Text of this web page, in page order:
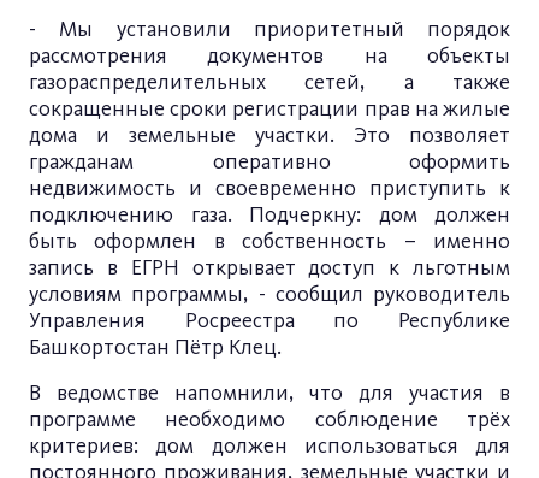
- Мы установили приоритетный порядок
рассмотрения документов на объекты
газораспределительных сетей, а также
сокращенные сроки регистрации прав на жилые
дома и земельные участки. Это позволяет
гражданам оперативно оформить
недвижимость и своевременно приступить к
подключению газа. Подчеркну: дом должен
быть оформлен в собственность – именно
запись в ЕГРН открывает доступ к льготным
условиям программы, - сообщил руководитель
Управления Росреестра по Республике
Башкортостан Пётр Клец.
В ведомстве напомнили, что для участия в
программе необходимо соблюдение трёх
критериев: дом должен использоваться для
постоянного проживания, земельные участки и